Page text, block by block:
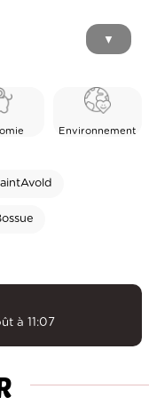
▼
Environnement
à 11:07